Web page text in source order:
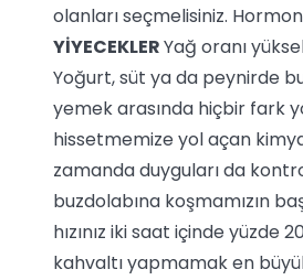
olanları seçmelisiniz.
YİYECEKLERYağ oranı
Yoğurt, süt ya da peynirde
yemek arasında hiçbir fark
hissetmemize yol açan
zamanda duyguları da
buzdolabına koşmamızın
hızınız iki saat içinde
kahvaltı yapmamak en